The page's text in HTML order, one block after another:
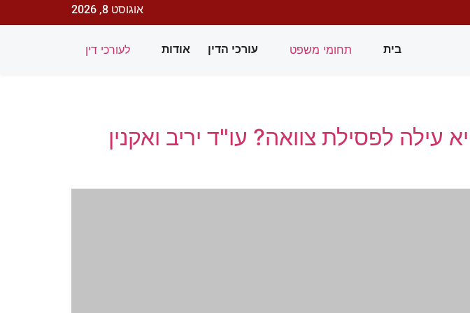
אוגוסט 8, 2026
בית תחומי משפט עורכי הדין אודות לעורכי דין
לפסילת צוואה? עו"ד יריב ואקנין